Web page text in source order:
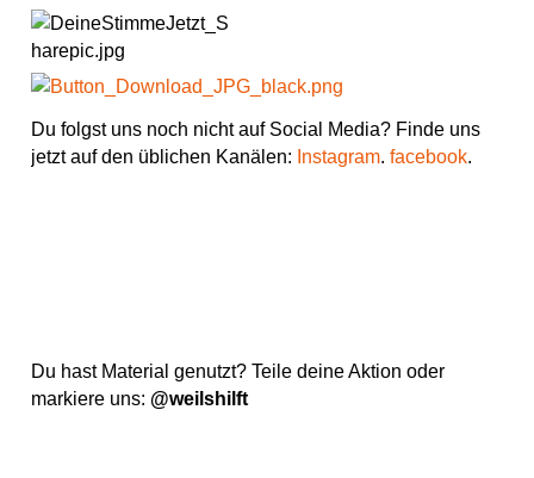
Du folgst uns noch nicht auf Social Media? Finde uns
jetzt auf den üblichen Kanälen: Instagram. facebook.
Du hast Material genutzt? Teile deine Aktion oder
markiere uns: @weilshilft